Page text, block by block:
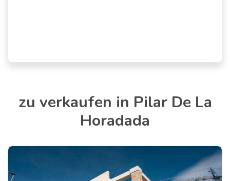
zu verkaufen in Pilar De La
Horadada